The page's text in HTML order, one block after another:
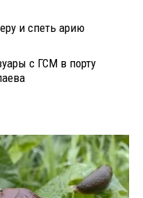
и спеть арию
с ГСМ в порту